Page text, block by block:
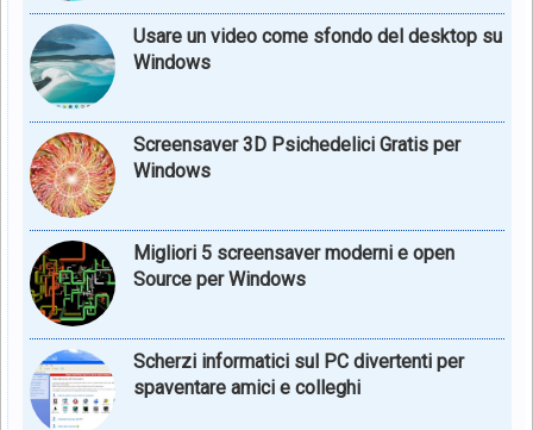
Usare un video come sfondo del desktop su
Windows
Screensaver 3D Psichedelici Gratis per
Windows
Migliori 5 screensaver moderni e open
Source per Windows
Scherzi informatici sul PC divertenti per
spaventare amici e colleghi